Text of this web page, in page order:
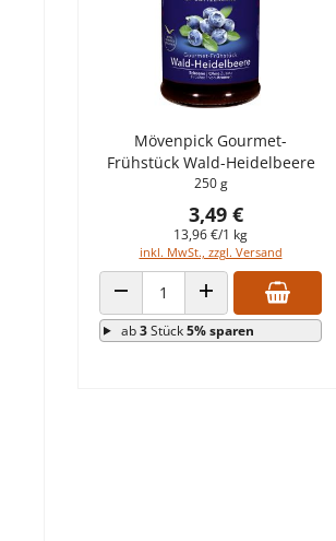
Mövenpick Gourmet-
Frühstück Wald-Heidelbeere
250 g
3,49 €
13,96 €/1 kg
inkl. MwSt., zzgl. Versand
ANZAHL VERRINGERNANZAHL ERHÖHEN
ab3Stück5% sparen